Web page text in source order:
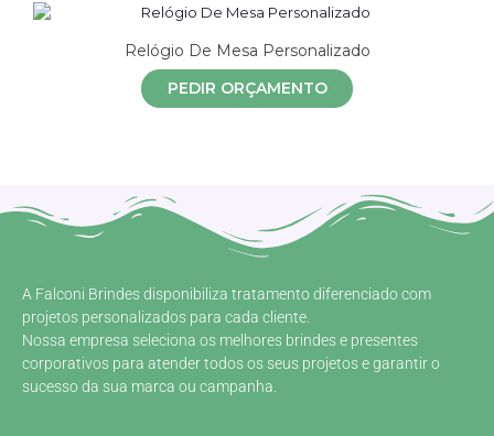
Relógio De Mesa Personalizado
PEDIR ORÇAMENTO
A Falconi Brindes disponibiliza tratamento diferenciado com
projetos personalizados para cada cliente.
Nossa empresa seleciona os melhores brindes e presentes
corporativos para atender todos os seus projetos e garantir o
sucesso da sua marca ou campanha.